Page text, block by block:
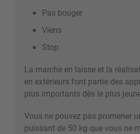
Pas bouger
Viens
Stop
La marche en laisse et la
en extérieurs font partie des
plus importants dès le plus
Vous ne pouvez pas promener
puissant de 50 kg que vous ne